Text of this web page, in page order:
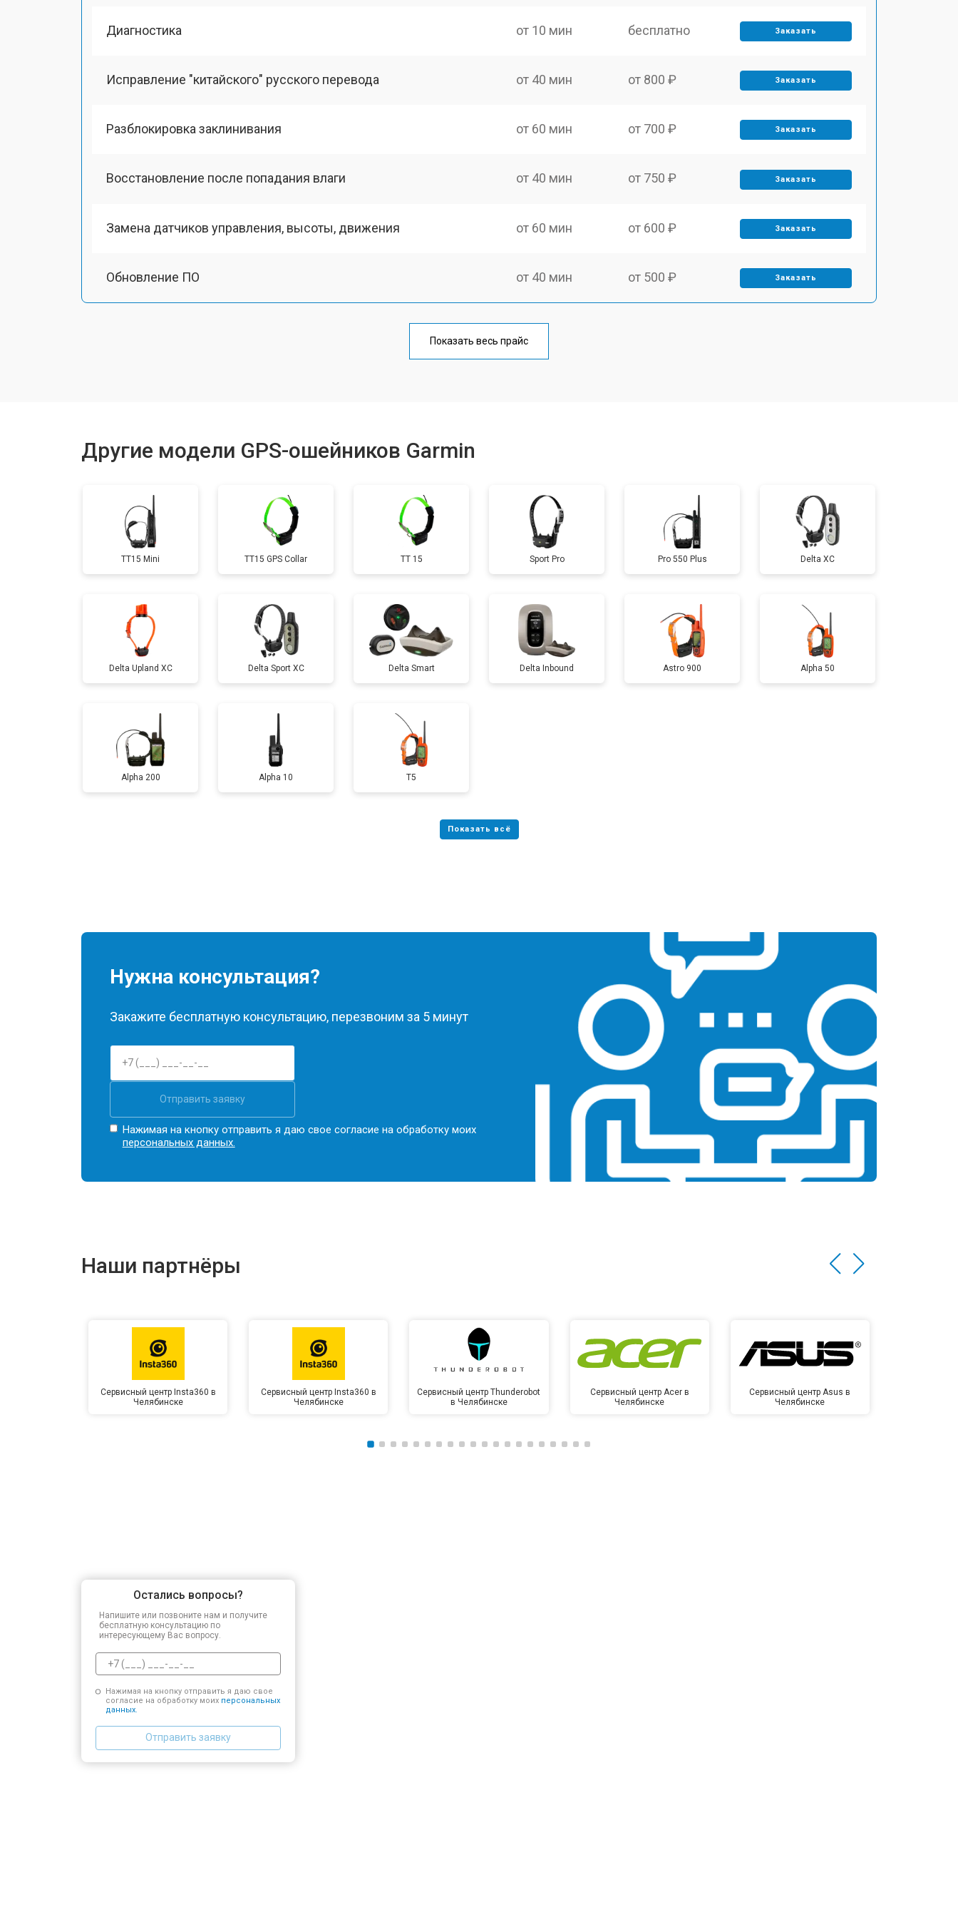
Диагностика от 10 мин бесплатно Заказать
Исправление "китайского" русского перевода от 40 мин от 800 ₽ Заказать
Разблокировка заклинивания от 60 мин от 700 ₽ Заказать
Восстановление после попадания влаги от 40 мин от 750 ₽ Заказать
Замена датчиков управления, высоты, движения от 60 мин от 600 ₽ Заказать
Обновление ПО от 40 мин от 500 ₽ Заказать
от 40 мин
Замена кнопок от 40 мин от 500 ₽ Заказать
Показать весь прайс
Другие модели GPS-ошейников Garmin
TT15 Mini TT15 GPS Collar TT 15 Sport Pro Pro 550 Plus Delta XC
Delta Upland XC Delta Sport XC Delta Smart Delta Inbound Astro 900 Alpha 50
Alpha 200 Alpha 10 T5
Нужна консультация?
Закажите бесплатную консультацию, перезвоним за 5 минут
Отправить заявку
Нажимая на кнопку отправить я даю свое согласие на обработку моих
персональных данных.
Наши партнёры
Сервисный центр Insta360 в
Челябинске
Сервисный центр Insta360 в
Челябинске
Сервисный центр Thunderobot
в Челябинске
Сервисный центр Acer в
Челябинске
Сервисный центр Asus в
Челябинске
Остались вопросы?
Напишите или позвоните нам и получите
бесплатную консультацию по
интересующему Вас вопросу.
Нажимая на кнопку отправить я даю свое
согласие на обработку моих персональных
данных.
Отправить заявку